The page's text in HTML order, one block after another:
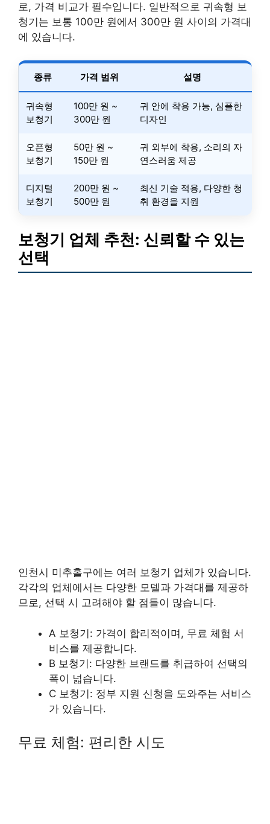
로, 가격 비교가 필수입니다. 일반적으로 귀속형 보
청기는 보통 100만 원에서 300만 원 사이의 가격대
에 있습니다.
종류 가격 범위 설명
귀속형
보청기
100만 원 ~
300만 원
귀 안에 착용 가능, 심플한
디자인
오픈형
보청기
50만 원 ~
150만 원
귀 외부에 착용, 소리의 자
연스러움 제공
디지털
보청기
200만 원 ~
500만 원
최신 기술 적용, 다양한 청
취 환경을 지원
보청기 업체 추천: 신뢰할 수 있는
선택
인천시 미추홀구에는 여러 보청기 업체가 있습니다.
각각의 업체에서는 다양한 모델과 가격대를 제공하
므로, 선택 시 고려해야 할 점들이 많습니다.
A 보청기: 가격이 합리적이며, 무료 체험 서
비스를 제공합니다.
B 보청기: 다양한 브랜드를 취급하여 선택의
폭이 넓습니다.
C 보청기: 정부 지원 신청을 도와주는 서비스
가 있습니다.
무료 체험: 편리한 시도